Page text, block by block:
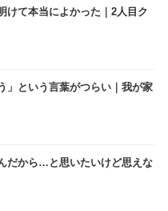
けて本当によかった｜2人目ク
」という言葉がつらい｜我が家
だから…と思いたいけど思えな